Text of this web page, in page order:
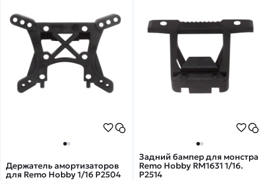
Задний бампер для монстра
Remo Hobby RM1631 1/16.
P2514
Держатель амортизаторов
для Remo Hobby 1/16 P2504